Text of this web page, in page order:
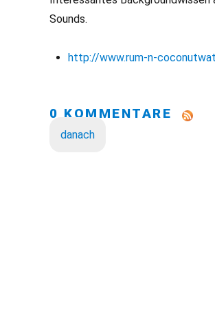
Sounds.
http://www.rum-n-
0 KOMMENTARE
danach